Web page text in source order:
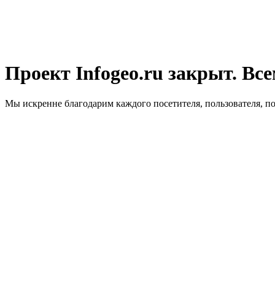
Проект Infogeo.ru закрыт.
Мы искренне благодарим каждого посетителя, пользователя,